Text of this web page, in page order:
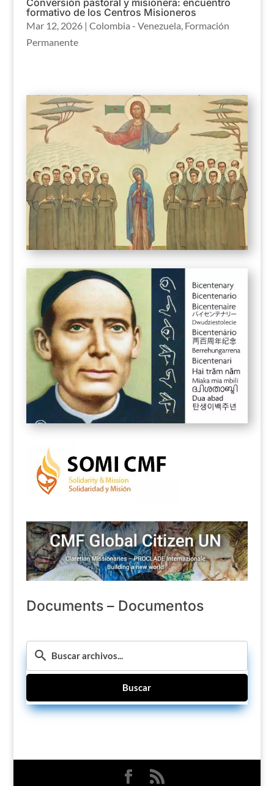
formativo de los Centros Misioneros
Mar 12, 2026| Colombia - Venezuela Formación
Permanente
Documents – Documentos
Buscar